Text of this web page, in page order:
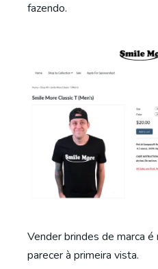
fazendo.
Vender brindes de marca
parecer à primeira vista.